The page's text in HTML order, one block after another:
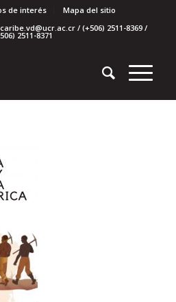
de interés
Mapa del sitio
/ (+506) 2511-8369 /
2511-8371